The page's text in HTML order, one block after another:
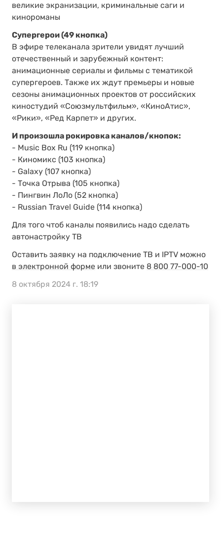
великие экранизации, криминальные саги и
кинороманы
Супергерои (49 кнопка)
В эфире телеканала зрители увидят лучший
отечественный и зарубежный контент:
анимационные сериалы и фильмы с тематикой
супергероев. Также их ждут премьеры и новые
сезоны анимационных проектов от российских
киностудий «Союзмультфильм», «КиноАтис»,
«Рики», «Ред Карпет» и других.
И произошла рокировка каналов/кнопок:
- Music Box Ru (119 кнопка)
- Киномикс (103 кнопка)
- Galaxy (107 кнопка)
- Точка Отрыва (105 кнопка)
- Пингвин ЛоЛо (52 кнопка)
- Russian Travel Guide (114 кнопка)
Для того чтоб каналы появились надо сделать
автонастройку ТВ
Оставить заявку на подключение ТВ и IPTV можно
в электронной форме или звоните 8 800 77-000-10
8 октября 2024 г. 18:19